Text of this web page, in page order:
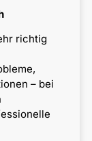
richtig
– bei